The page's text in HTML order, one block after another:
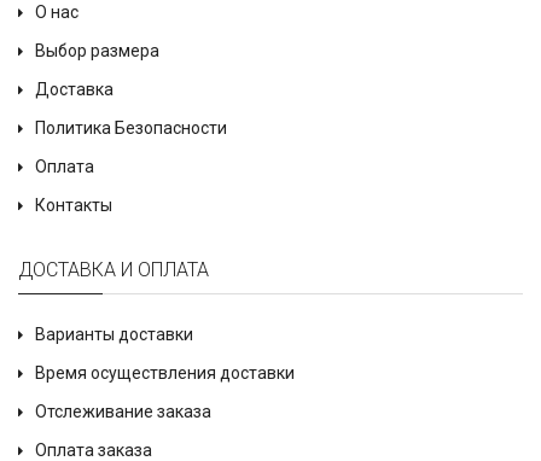
О нас
Выбор размера
Доставка
Политика Безопасности
Оплата
Контакты
ДОСТАВКА И ОПЛАТА
Варианты доставки
Время осуществления доставки
Отслеживание заказа
Оплата заказа